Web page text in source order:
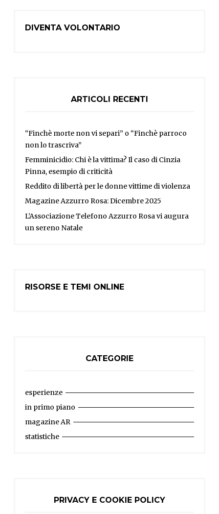
DIVENTA VOLONTARIO
ARTICOLI RECENTI
“Finchè morte non vi separi” o “Finchè parroco
non lo trascriva”
Femminicidio: Chi è la vittima? Il caso di Cinzia
Pinna, esempio di criticità
Reddito di libertà per le donne vittime di violenza
Magazine Azzurro Rosa: Dicembre 2025
L’Associazione Telefono Azzurro Rosa vi augura
un sereno Natale
RISORSE E TEMI ONLINE
CATEGORIE
esperienze
in primo piano
magazine AR
statistiche
PRIVACY E COOKIE POLICY